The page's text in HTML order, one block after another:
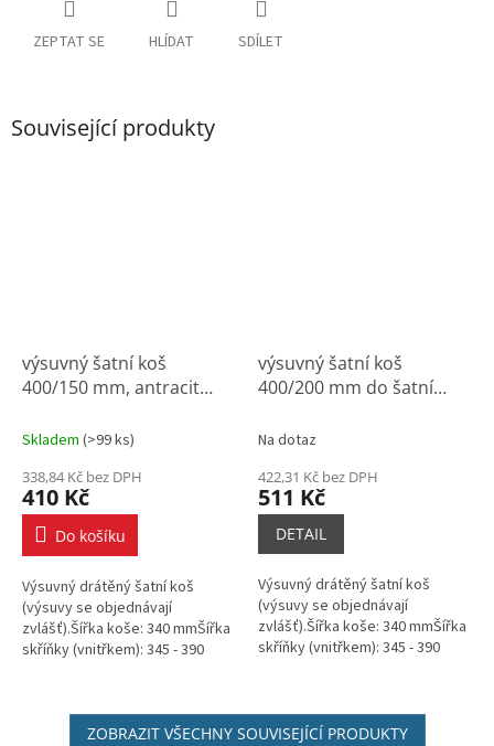
ZEPTAT SE HLÍDAT SDÍLET
Související produkty
výsuvný šatní koš
400/150 mm, antracit
Skladem (>99 ks)
338,84 Kč bez DPH
410 Kč
Do košíku
Výsuvný drátěný šatní koš
(výsuvy se objednávají
zvlášť).Šířka koše: 340 mmŠířka
skříňky (vnitřkem): 345 - 390
výsuvný šatní koš
400/200 mm do šatní
Na dotaz
422,31 Kč bez DPH
511 Kč
DETAIL
Výsuvný drátěný šatní koš
(výsuvy se objednávají
zvlášť).Šířka koše: 340 mmŠířka
skříňky (vnitřkem): 345 - 390
ZOBRAZIT VŠECHNY SOUVISEJÍCÍ PRODUKTY